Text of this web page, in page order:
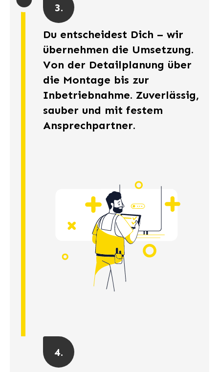
3.
Du entscheidest Dich – wir
übernehmen die Umsetzung.
Von der Detailplanung über
die Montage bis zur
Inbetriebnahme. Zuverlässig,
sauber und mit festem
Ansprechpartner.
4.